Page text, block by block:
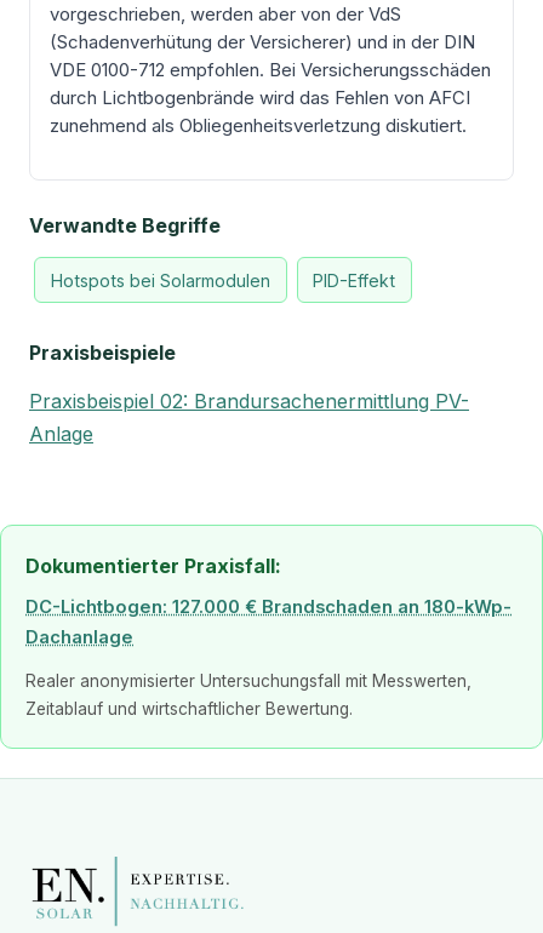
vorgeschrieben, werden aber von der VdS
(Schadenverhütung der Versicherer) und in der DIN
VDE 0100-712 empfohlen. Bei Versicherungsschäden
durch Lichtbogenbrände wird das Fehlen von AFCI
zunehmend als Obliegenheitsverletzung diskutiert.
Verwandte Begriffe
Hotspots bei Solarmodulen PID-Effekt
Praxisbeispiele
Praxisbeispiel 02: Brandursachenermittlung PV-
Anlage
Dokumentierter Praxisfall:
DC-Lichtbogen: 127.000 € Brandschaden an 180-kWp-
Dachanlage
Realer anonymisierter Untersuchungsfall mit Messwerten,
Zeitablauf und wirtschaftlicher Bewertung.